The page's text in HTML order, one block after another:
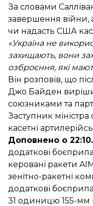
За словами
завершення війни,
чи надасть США
«Україна не
захищають, вони
озброєння, які
Він розповів, що
Джо Байден
союзниками та
Заступник
касетні
Доповнено о 22:10.
додаткові
керовані ракети
зенітно-ракетні
додаткові
31 одиницю 155-мм